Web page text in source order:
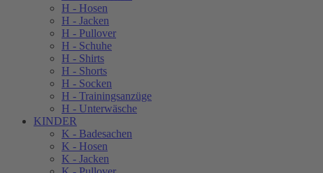
H - Hosen
H - Jacken
H - Pullover
H - Schuhe
H - Shirts
H - Shorts
H - Socken
H - Trainingsanzüge
H - Unterwäsche
KINDER
K - Badesachen
K - Hosen
K - Jacken